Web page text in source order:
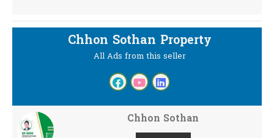
Chhon Sothan Property
All Ads from this seller
Chhon Sothan